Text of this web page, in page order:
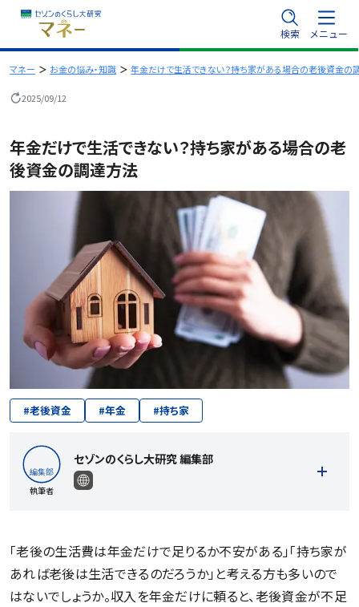
容
を
プ
検索 メニュー
マネー お金の悩み・知識 年金だけで生活できない？持ち家がある場合の老後資金の
2025/09/12
年金だけで生活できない？持ち家がある場合の老
後資金の調達方法
#老後資金 #年金 #持ち家
執筆者
セゾンのくらし大研究 編集部
記事一覧を見る
「老後の生活費は年金だけで足りるか不安がある」「持ち家が
あれば老後は生活できるのだろうか」と考える方も多いので
はないでしょうか。収入を年金だけに頼ると、老後資金が不足